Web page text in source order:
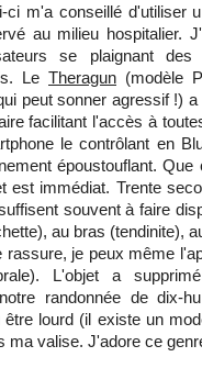
ci m'a conseillé d'utiliser
au milieu hospitalier.
se plaignant
Le Theragun (modèle
peut sonner agressif !)
facilitant l'accès à
le contrôlant en
époustouflant.
est immédiat. Trente
souvent à faire
au bras (tendinite),
rassure, je peux même
L'objet a
randonnée de dix-
lourd (il existe un
ma valise. J'adore ce